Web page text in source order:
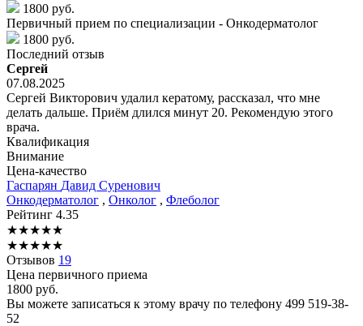
1800 руб.
Первичный прием по специализации - Онкодерматолог
1800 руб.
Последний отзыв
Сергей
07.08.2025
Сергей Викторович удалил кератому, рассказал, что мне
делать дальше. Приём длился минут 20. Рекомендую этого
врача.
Квалификация
Внимание
Цена-качество
Гаспарян Давид Суренович
Онкодерматолог , Онколог , Флеболог
Рейтинг 4.35
★★★★★
★★★★★
Отзывов 19
Цена первичного приема
1800 руб.
Вы можете записаться к этому врачу по телефону 499 519-38-
52